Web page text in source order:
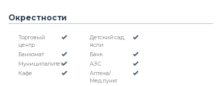
Окрестности
Торговый
центр
Детский сад,
ясли
Банкомат
Банк
Муниципалитет
АЗС
Кафе
Аптека/
Мед.пункт